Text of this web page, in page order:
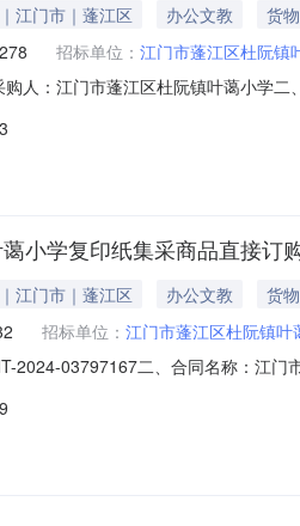
江门市｜蓬江区 办公文教
货物
招标单位： 江门市蓬江区杜阮镇
人：江门市蓬江区杜阮镇叶蔼小学
2218:12:40
小学复印纸集采商品直接订
江门市｜蓬江区 办公文教
货物
招标单位： 江门市蓬江区杜阮镇叶
2024-03797167二、合同名称：江
创科教设备有限公司地址：江南街